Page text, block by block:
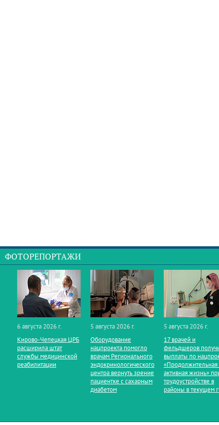
ФОТОРЕПОРТАЖИ
6 августа 2026 г.
Кирово‑Чепецкая ЦРБ
расширила штат
службы медицинской
реабилитации
5 августа 2026 г.
Оборудование
нацпроекта помогло
врачам Регионального
эндокринологического
центра вернуть зрение
пациентке с сахарным
диабетом
5 августа 2026 г.
17 врачей и
фельдшеров
выплаты по
«Продолжительная
активная жизнь»
трудоустройстве в
районы в текущем